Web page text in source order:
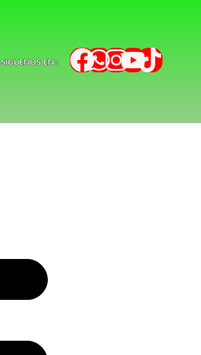
SIGUENOS EN :